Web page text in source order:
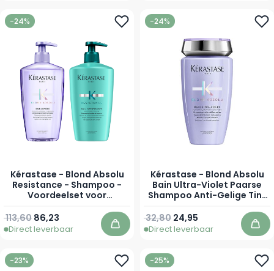
-24%
Kérastase - Blond Absolu
Resistance - Shampoo -
Voordeelset voor
86,23
113,60
Direct leverbaar In winkelwagen
-24%
Kérastase - Blond Absolu
Bain Ultra-Violet Paarse
Shampoo Anti-Gelige Tint
Grijs Blond Haar
Vanaf
24,95
Normale prijs
32,80
Direct leverbaar In
-23% -25%